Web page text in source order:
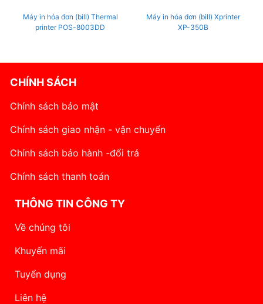
OUT OF STOCK
Máy in hóa đơn (bill) Thermal
printer POS-8003DD
Máy in hóa đơn (bill) Xprinter
XP-350B
CHÍNH SÁCH
Chính sách bảo mật
Chính sách giao nhận - vận chuyển
Chính sách bảo hành -đổi trả
Chính sách thanh toán
THÔNG TIN CÔNG TY
Về chúng tôi
Khuyến mãi
Tuyển dụng
Liên hệ